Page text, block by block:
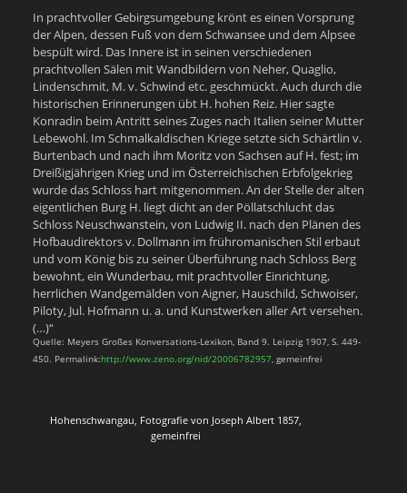
In prachtvoller Gebirgsumgebung krönt es einen Vorsprung
der Alpen, dessen Fuß von dem Schwansee und dem Alpsee
bespült wird. Das Innere ist in seinen verschiedenen
prachtvollen Sälen mit Wandbildern von Neher, Quaglio,
Lindenschmit, M. v. Schwind etc. geschmückt. Auch durch die
historischen Erinnerungen übt H. hohen Reiz. Hier sagte
Konradin beim Antritt seines Zuges nach Italien seiner Mutter
Lebewohl. Im Schmalkaldischen Kriege setzte sich Schärtlin v.
Burtenbach und nach ihm Moritz von Sachsen auf H. fest; im
Dreißigjährigen Krieg und im Österreichischen Erbfolgekrieg
wurde das Schloss hart mitgenommen. An der Stelle der alten
eigentlichen Burg H. liegt dicht an der Pöllatschlucht das
Schloss Neuschwanstein, von Ludwig II. nach den Plänen des
Hofbaudirektors v. Dollmann im frühromanischen Stil erbaut
und vom König bis zu seiner Überführung nach Schloss Berg
bewohnt, ein Wunderbau, mit prachtvoller Einrichtung,
herrlichen Wandgemälden von Aigner, Hauschild, Schwoiser,
Piloty, Jul. Hofmann u. a. und Kunstwerken aller Art versehen.
(…)“
Quelle: Meyers Großes Konversations-Lexikon, Band 9. Leipzig 1907, S. 449-
450. Permalink:http://www.zeno.org/nid/20006782957, gemeinfrei
Hohenschwangau, Fotografie von Joseph Albert 1857,
gemeinfrei